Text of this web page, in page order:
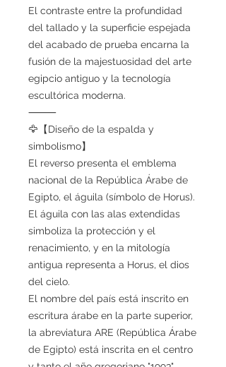
El contraste entre la profundidad
del tallado y la superficie espejada
del acabado de prueba encarna la
fusión de la majestuosidad del arte
egipcio antiguo y la tecnología
escultórica moderna.
⸻
🦅【Diseño de la espalda y
simbolismo】
El reverso presenta el emblema
nacional de la República Árabe de
Egipto, el águila (símbolo de Horus).
El águila con las alas extendidas
simboliza la protección y el
renacimiento, y en la mitología
antigua representa a Horus, el dios
del cielo.
El nombre del país está inscrito en
escritura árabe en la parte superior,
la abreviatura ARE (República Árabe
de Egipto) está inscrita en el centro